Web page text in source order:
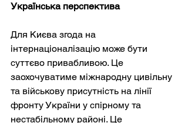
Українська перспектива
Для Києва згода на
інтернаціоналізацію може бути
суттєво привабливою. Це
заохочуватиме міжнародну цивільну
та військову присутність на лінії
фронту України у спірному та
нестабільному районі. Це